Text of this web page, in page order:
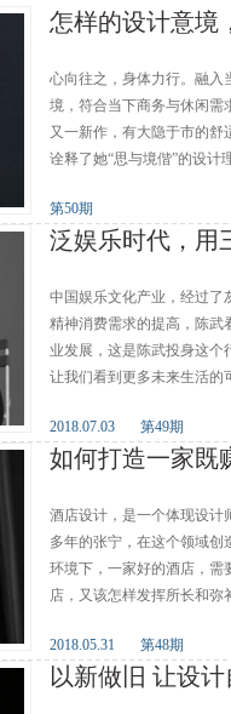
怎样的设计意境
心向往之，身体力行。融入
境，符合当下商务与休闲需
又一新作，有大隐于市的
诠释了她“思与境偕”的设计
第50期
泛娱乐时代，用
中国娱乐文化产业，经过了
精神消费需求的提高，陈武
业发展，这是陈武投身这个
让我们看到更多未来生活的
2018.07.03 第49期
如何打造一家既
酒店设计，是一个体现设计
多年的张宁，在这个领域创
环境下，一家好的酒店，需
店，又该怎样发挥所长和弥
2018.05.31 第48期
以新做旧 让设